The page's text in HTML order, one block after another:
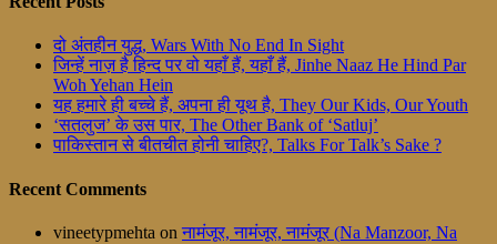
दो अंतहीन युद्ध, Wars With No End In Sight
जिन्हें नाज़ है हिन्द पर वो यहाँ हैं, यहाँ हैं, Jinhe Naaz He Hind Par
Woh Yehan Hein
यह हमारे ही बच्चे हैं, अपना ही यूथ है, They Our Kids, Our Youth
‘सतलुज’ के उस पार, The Other Bank of ‘Satluj’
पाकिस्तान से बीतचीत होनी चाहिए?, Talks For Talk’s Sake ?
Recent Comments
vineetypmehta on नामंजूर, नामंजूर, नामंजूर (Na Manzoor, Na